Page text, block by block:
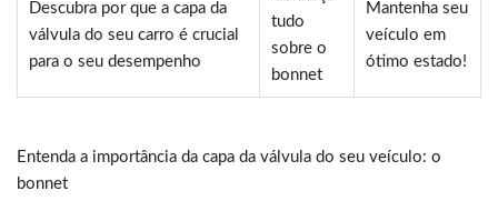
Descubra por que a capa da
válvula do seu carro é crucial
para o seu desempenho
tudo
sobre o
bonnet
Mantenha seu
veículo em
ótimo estado!
Entenda a importância da capa da válvula do seu veículo: o
bonnet